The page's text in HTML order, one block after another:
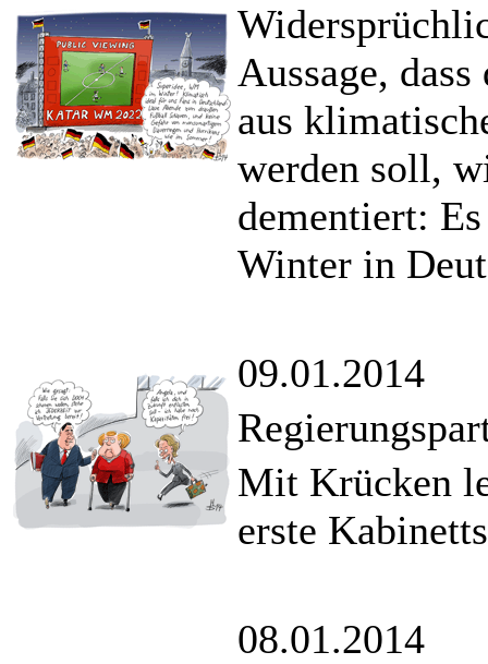
Aussage,
aus
werden soll,
dementiert:
Winter in
09.01.2014
Mit Krücken
erste
08.01.2014